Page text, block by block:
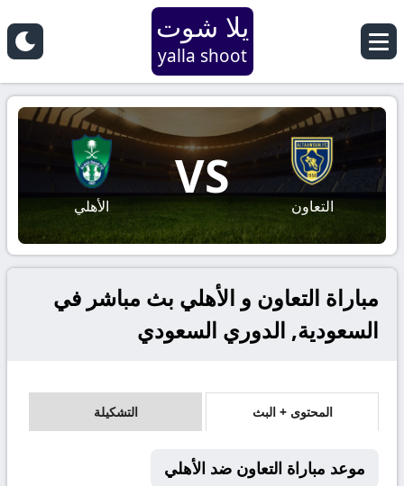
يلا شوت
yalla shoot
التعاون
VS
الأهلي
مباراة التعاون و الأهلي بث مباشر في
السعودية, الدوري السعودي
المحتوى + البث التشكيلة
موعد مباراة التعاون ضد الأهلي